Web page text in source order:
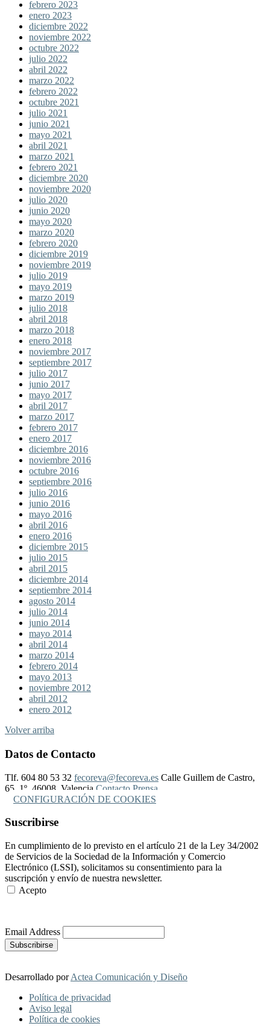
febrero 2023
enero 2023
diciembre 2022
noviembre 2022
octubre 2022
julio 2022
abril 2022
marzo 2022
febrero 2022
octubre 2021
julio 2021
junio 2021
mayo 2021
abril 2021
marzo 2021
febrero 2021
diciembre 2020
noviembre 2020
julio 2020
junio 2020
mayo 2020
marzo 2020
febrero 2020
diciembre 2019
noviembre 2019
julio 2019
mayo 2019
marzo 2019
julio 2018
abril 2018
marzo 2018
enero 2018
noviembre 2017
septiembre 2017
julio 2017
junio 2017
mayo 2017
abril 2017
marzo 2017
febrero 2017
enero 2017
diciembre 2016
noviembre 2016
octubre 2016
septiembre 2016
julio 2016
junio 2016
mayo 2016
abril 2016
enero 2016
diciembre 2015
julio 2015
abril 2015
diciembre 2014
septiembre 2014
agosto 2014
julio 2014
junio 2014
mayo 2014
abril 2014
marzo 2014
febrero 2014
mayo 2013
noviembre 2012
abril 2012
enero 2012
Volver arriba
Datos de Contacto
Tlf. 604 80 53 32 fecoreva@fecoreva.es Calle Guillem de Castro,
65, 1º, 46008, Valencia Contacto Prensa
CONFIGURACIÓN DE COOKIES
Suscribirse
En cumplimiento de lo previsto en el artículo 21 de la Ley 34/2002
de Servicios de la Sociedad de la Información y Comercio
Electrónico (LSSI), solicitamos su consentimiento para la
suscripción y envío de nuestra newsletter.
Acepto
Email Address
Desarrollado porActea Comunicación y Diseño
Política de privacidad
Aviso legal
Política de cookies